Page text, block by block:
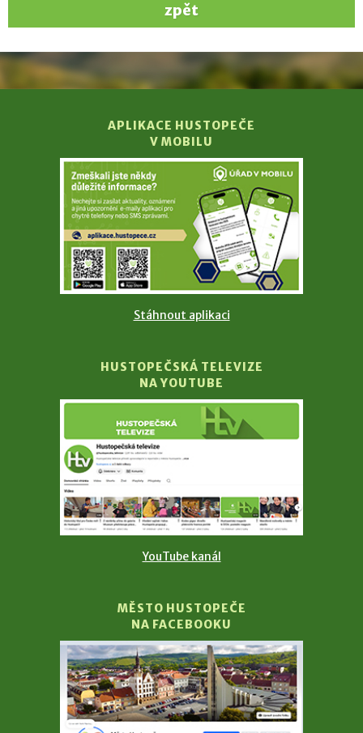
zpět
APLIKACE HUSTOPEČE
V MOBILU
Stáhnout aplikaci
HUSTOPEČSKÁ TELEVIZE
NA YOUTUBE
YouTube kanál
MĚSTO HUSTOPEČE
NA FACEBOOKU